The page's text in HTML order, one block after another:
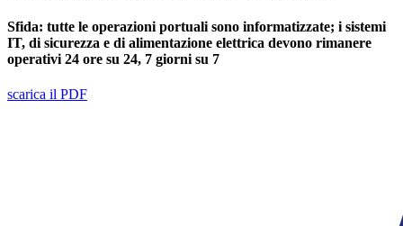
Sfida: tutte le operazioni portuali sono informatizzate; i sistemi
IT, di sicurezza e di alimentazione elettrica devono rimanere
operativi 24 ore su 24, 7 giorni su 7
scarica il PDF